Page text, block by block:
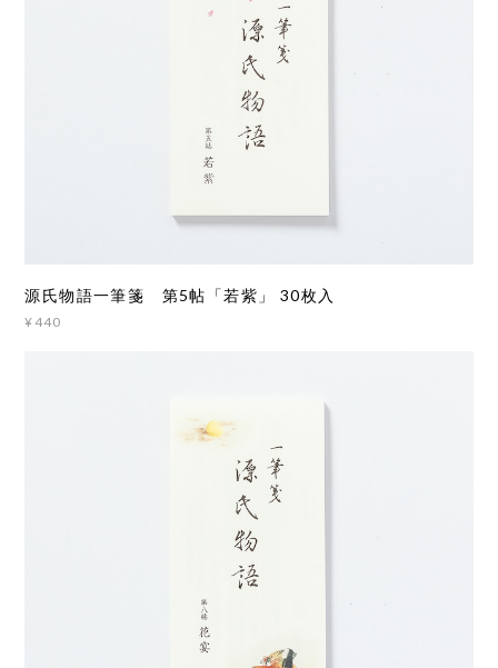
源氏物語一筆箋 第5帖「若紫」 30枚入
¥440